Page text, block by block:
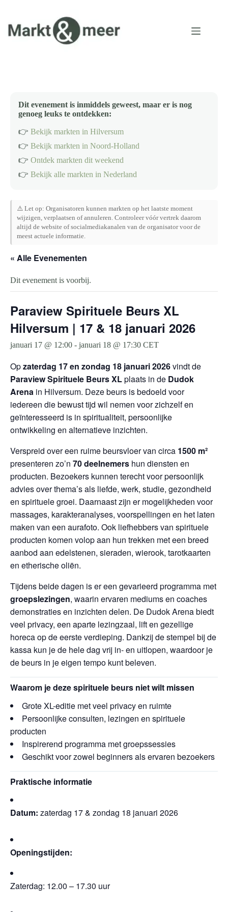
inhoud
Dit evenement is inmiddels geweest, maar er is nog
genoeg leuks te ontdekken:
👉 Bekijk markten in Hilversum
👉 Bekijk markten in Noord-Holland
👉 Ontdek markten dit weekend
👉 Bekijk alle markten in Nederland
⚠️ Let op: Organisatoren kunnen markten op het laatste moment
wijzigen, verplaatsen of annuleren. Controleer vóór vertrek daarom
altijd de website of socialmediakanalen van de organisator voor de
meest actuele informatie.
« Alle Evenementen
Dit evenement is voorbij.
Paraview Spirituele Beurs XL
Hilversum | 17 & 18 januari 2026
januari 17 @ 12:00 - januari 18 @ 17:30 CET
Opzaterdag 17 en zondag 18 januari 2026vindt de
Paraview Spirituele Beurs XLplaats in de Dudok
Arena in Hilversum. Deze beurs is bedoeld voor
iedereen die bewust tijd wil nemen voor zichzelf en
geïnteresseerd is in spiritualiteit, persoonlijke
ontwikkeling en alternatieve inzichten.
Verspreid over een ruime beursvloer van circa 1500 m²
presenteren zo’n 70 deelnemers hun diensten en
producten. Bezoekers kunnen terecht voor persoonlijk
advies over thema’s als liefde, werk, studie, gezondheid
en spirituele groei. Daarnaast zijn er mogelijkheden voor
massages, karakteranalyses, voorspellingen en het laten
maken van een aurafoto. Ook liefhebbers van spirituele
producten komen volop aan hun trekken met een breed
aanbod aan edelstenen, sieraden, wierook, tarotkaarten
en etherische oliën.
Tijdens beide dagen is er een gevarieerd programma met
groepslezingen, waarin ervaren mediums en coaches
demonstraties en inzichten delen. De Dudok Arena biedt
veel privacy, een aparte lezingzaal, lift en gezellige
horeca op de eerste verdieping. Dankzij de stempel bij de
kassa kun je de hele dag vrij in- en uitlopen, waardoor je
de beurs in je eigen tempo kunt beleven.
Waarom je deze spirituele beurs niet wilt missen
Grote XL-editie met veel privacy en ruimte
Persoonlijke consulten, lezingen en spirituele
producten
Inspirerend programma met groepssessies
Geschikt voor zowel beginners als ervaren bezoekers
Praktische informatie
Datum: zaterdag 17 & zondag 18 januari 2026
Openingstijden:
Zaterdag: 12.00 – 17.30 uur